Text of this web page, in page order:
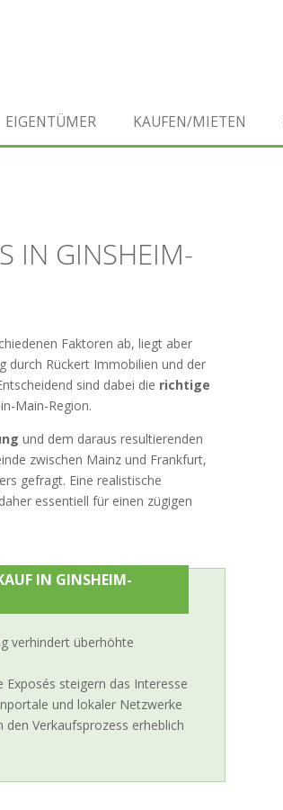
EIGENTÜMER KAUFEN/MIETEN
IN GINSHEIM-
Faktoren ab, liegt aber
durch Rückert Immobilien und der
sind dabei die richtige
Main-Region.
und dem daraus resultierenden
zwischen Mainz und Frankfurt,
gefragt. Eine realistische
essentiell für einen zügigen
IN GINSHEIM-
verhindert überhöhte
steigern das Interesse
und lokaler Netzwerke
Verkaufsprozess erheblich